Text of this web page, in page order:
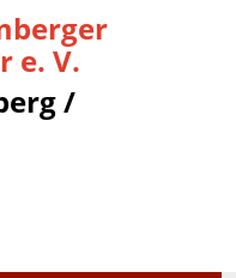
e. V.
/